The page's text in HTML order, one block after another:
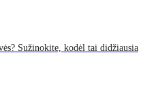
Sužinokite, kodėl tai didžiausia